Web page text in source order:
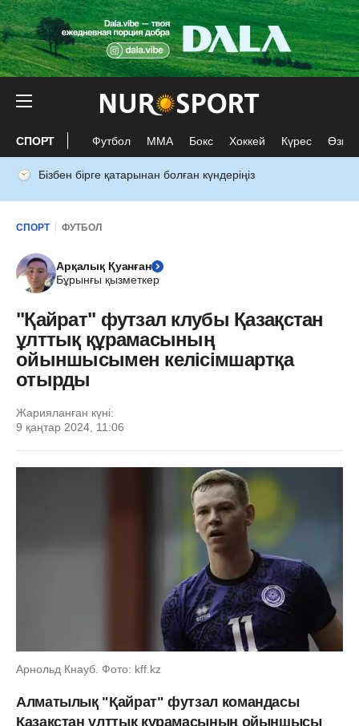
СПОРТ Футбол ММА Бокс Хоккей Күрес Өзге
Бізбен бірге қатарынан болған күндеріңіз
СПОРТ ФУТБОЛ
Арқалық Қуанған
Бұрынғы қызметкер
"Қайрат" футзал клубы Қазақстан
ұлттық құрамасының
ойыншысымен келісімшартқа
отырды
Жарияланған күні:
9 қаңтар 2024, 11:06
Арнольд Кнауб. Фото: kff.kz
Алматылық "Қайрат" футзал командасы
Қазақстан ұлттық құрамасының ойыншысы